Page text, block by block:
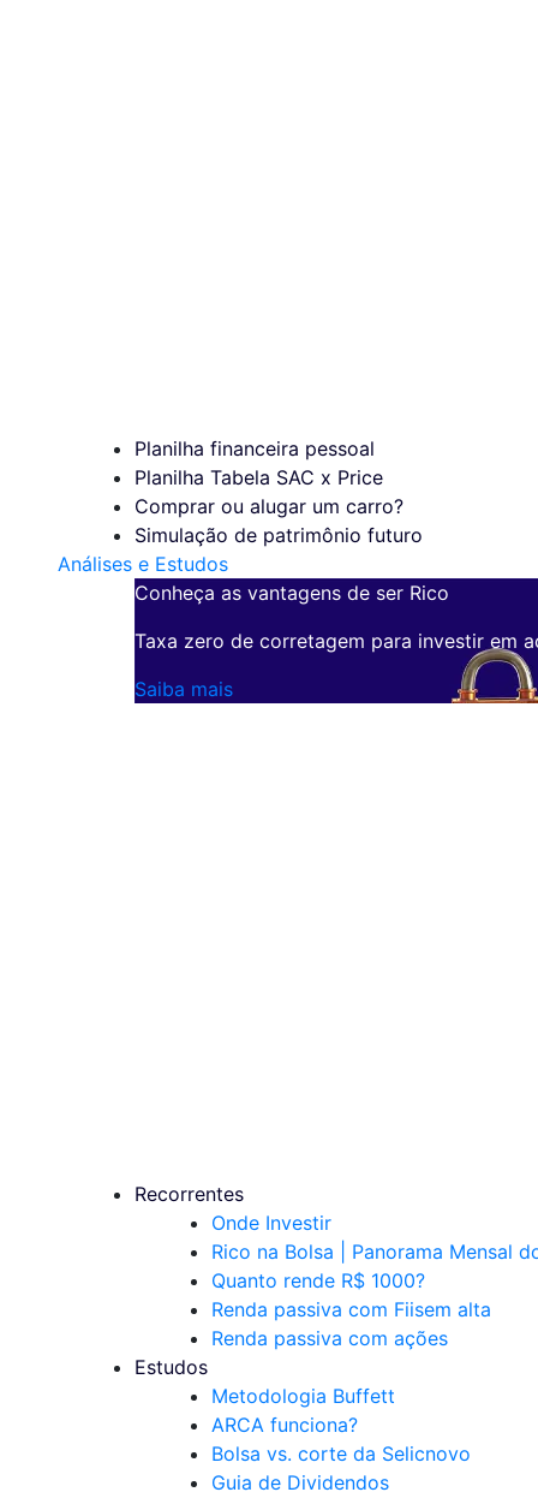
Planilha financeira pessoal
Planilha Tabela SAC x Price
Comprar ou alugar um carro?
Simulação de patrimônio futuro
Análises e Estudos
Conheça as vantagens de ser Rico
Taxa zero de corretagem para investir em
Saiba mais
Recorrentes
Onde Investir
Rico na Bolsa | Panorama Mensal
Quanto rende R$ 1000?
Renda passiva com Fiisem alta
Renda passiva com ações
Estudos
Metodologia Buffett
ARCA funciona?
Bolsa vs. corte da Selicnovo
Guia de Dividendos